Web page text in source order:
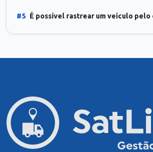
#5 É possível rastrear um veículo pelo